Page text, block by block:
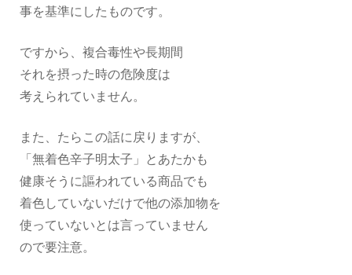
事を基準にしたものです。
ですから、複合毒性や長期間
それを摂った時の危険度は
考えられていません。
また、たらこの話に戻りますが、
「無着色辛子明太子」とあたかも
健康そうに謳われている商品でも
着色していないだけで他の添加物を
使っていないとは言っていません
ので要注意。